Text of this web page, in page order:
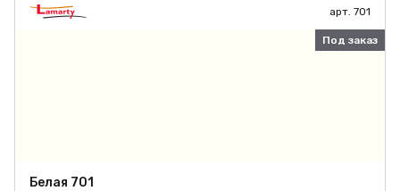
арт. 701
Под заказ
Белая 701